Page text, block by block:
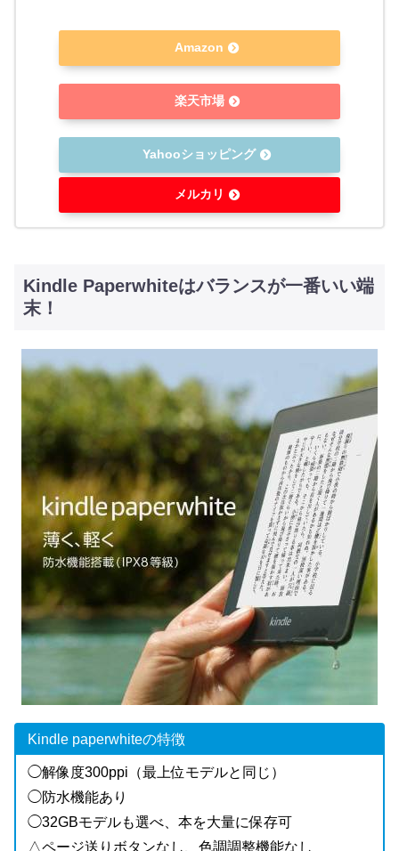
Amazon
楽天市場
Yahooショッピング
メルカリ
Kindle Paperwhiteはバランスが一番いい端
末！
Kindle paperwhiteの特徴
◯解像度300ppi（最上位モデルと同じ）
◯防水機能あり
◯32GBモデルも選べ、本を大量に保存可
△ページ送りボタンなし、色調調整機能なし